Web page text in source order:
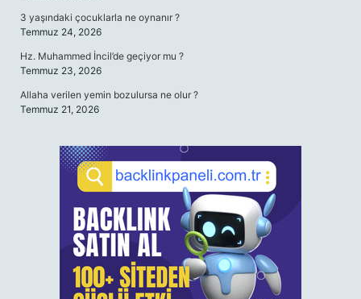
3 yaşındaki çocuklarla ne oynanır ?
Temmuz 24, 2026
Hz. Muhammed İncil’de geçiyor mu ?
Temmuz 23, 2026
Allaha verilen yemin bozulursa ne olur ?
Temmuz 21, 2026